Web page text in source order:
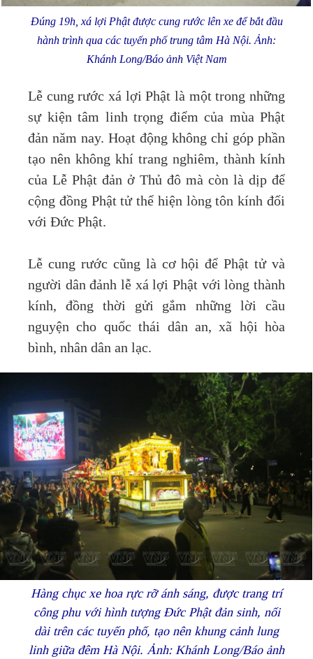
Đúng 19h, xá lợi Phật được cung rước lên xe để bắt đầu
hành trình qua các tuyến phố trung tâm Hà Nội. Ảnh:
Khánh Long/Báo ảnh Việt Nam
Lễ cung rước xá lợi Phật là một trong những
sự kiện tâm linh trọng điểm của mùa Phật
đản năm nay. Hoạt động không chỉ góp phần
tạo nên không khí trang nghiêm, thành kính
của Lễ Phật đản ở Thủ đô mà còn là dịp để
cộng đồng Phật tử thể hiện lòng tôn kính đối
với Đức Phật.
Lễ cung rước cũng là cơ hội để Phật tử và
người dân đảnh lễ xá lợi Phật với lòng thành
kính, đồng thời gửi gắm những lời cầu
nguyện cho quốc thái dân an, xã hội hòa
bình, nhân dân an lạc.
Hàng chục xe hoa rực rỡ ánh sáng, được trang trí
công phu với hình tượng Đức Phật đản sinh, nối
dài trên các tuyến phố, tạo nên khung cảnh lung
linh giữa đêm Hà Nội. Ảnh: Khánh Long/Báo ảnh